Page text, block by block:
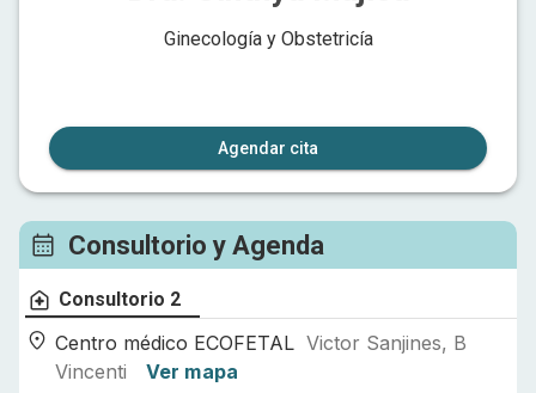
Ginecología y Obstetricía
Agendar cita
Consultorio y Agenda
Consultorio 2
Centro médico ECOFETAL Victor Sanjines, B
Vincenti
Ver mapa